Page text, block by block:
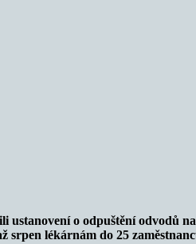
o odpuštění odvodů
srpen lékárnám do 25